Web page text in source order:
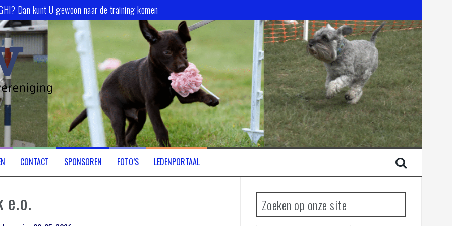
Dan kunt U gewoon naar de training komen
CONTACT SPONSOREN FOTO’S LEDENPORTAAL
e.o. Zoeken op onze site